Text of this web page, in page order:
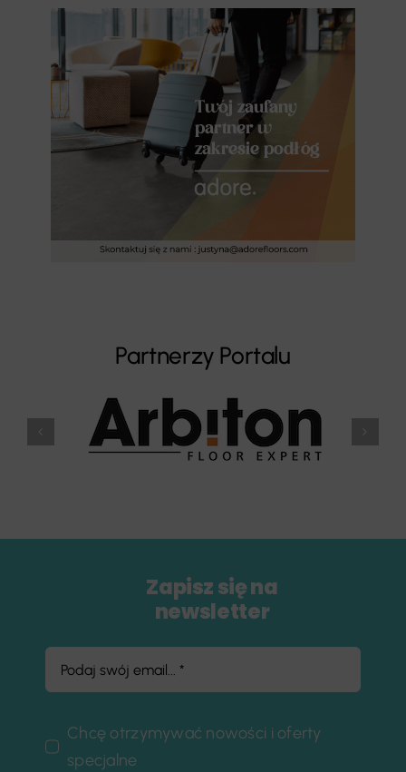
Partnerzy Portalu
Zapisz się na
newsletter
Chcę otrzymywać nowości i oferty
specjalne